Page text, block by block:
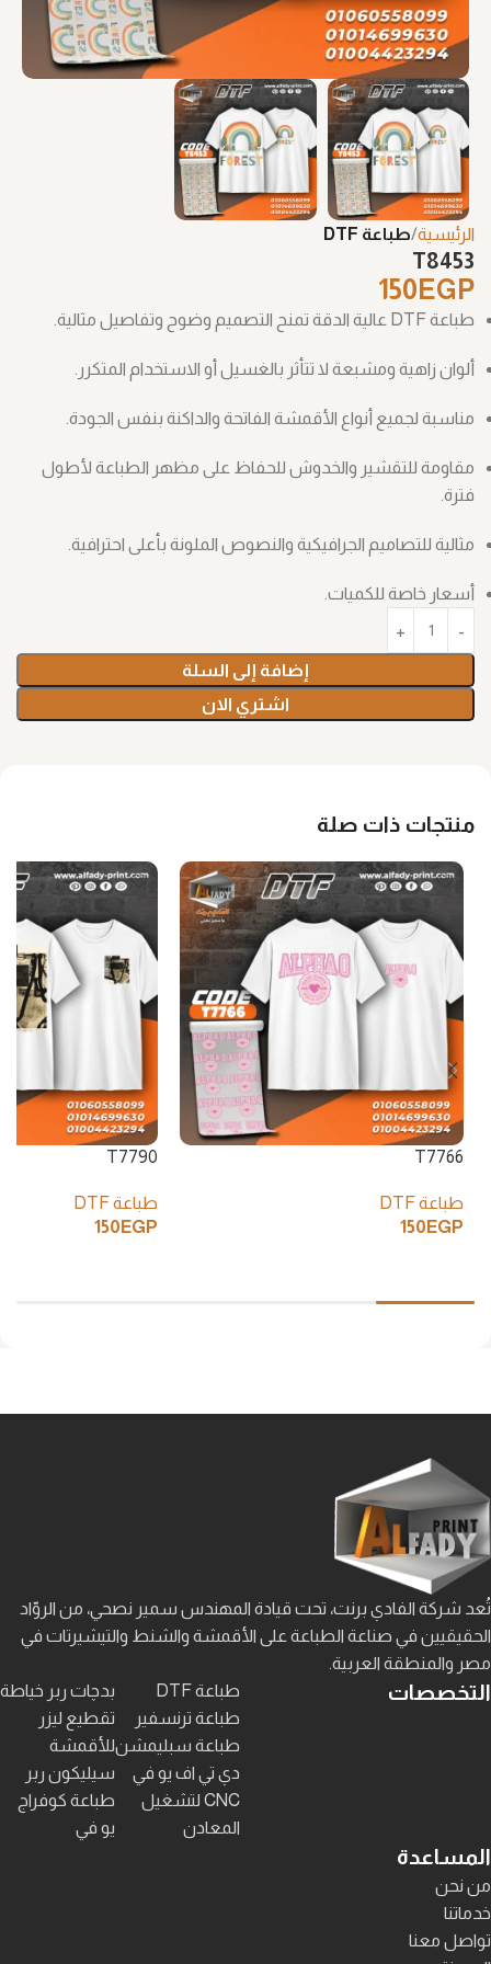
الرئيسية طباعة DTF
T8453
150 EGP
طباعة DTF عالية الدقة تمنح التصميم وضوح وتفاصيل مثالية.
ألوان زاهية ومشبعة لا تتأثر بالغسيل أو الاستخدام المتكرر.
مناسبة لجميع أنواع الأقمشة الفاتحة والداكنة بنفس الجودة.
مقاومة للتقشير والخدوش للحفاظ على مظهر الطباعة لأطول
فترة.
مثالية للتصاميم الجرافيكية والنصوص الملونة بأعلى احترافية.
أسعار خاصة للكميات.
إضافة إلى السلة
اشتري الان
منتجات ذات صلة
T7766
طباعة DTF
150 EGP
T7790
طباعة DTF
150 EGP
تُعد شركة الفادي برنت، تحت قيادة المهندس سمير نصحي، من الروّاد
الحقيقيين في صناعة الطباعة على الأقمشة والشنط والتيشيرتات في
مصر والمنطقة العربية.
التخصصات
طباعة DTF
طباعة ترنسفير
طباعة سبليمشن
دي تي اف يو في
CNC لتشغيل
المعادن
بدچات ربر خياطة
تقطيع ليزر
للأقمشة
سيليكون ربر
طباعة كوفراج
يو في
المساعدة
من نحن
خدماتنا
تواصل معنا